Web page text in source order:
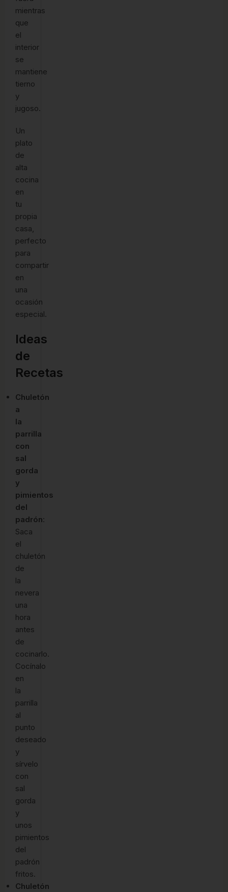
mientras
que
el
interior
se
mantiene
tierno
y
jugoso.
Un
plato
de
alta
cocina
en
tu
propia
casa,
perfecto
para
compartir
en
una
ocasión
especial.
Ideas
de
Recetas
Chuletón
a
la
parrilla
con
sal
gorda
y
pimientos
del
padrón:
Saca
el
chuletón
de
la
nevera
una
hora
antes
de
cocinarlo.
Cocínalo
en
la
parrilla
al
punto
deseado
y
sírvelo
con
sal
gorda
y
unos
pimientos
del
padrón
fritos.
Chuletón